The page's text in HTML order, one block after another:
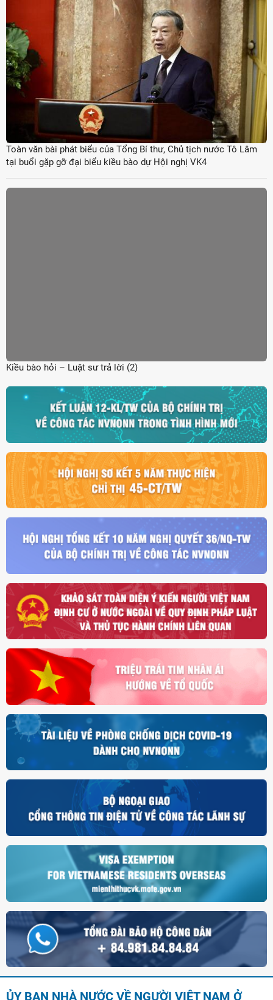
Toàn văn bài phát biểu của Tổng Bí thư, Chủ tịch nước Tô Lâm
tại buổi gặp gỡ đại biểu kiều bào dự Hội nghị VK4
Kiều bào hỏi – Luật sư trả lời (2)
ỦY BAN NHÀ NƯỚC VỀ NGƯỜI VIỆT NAM Ở